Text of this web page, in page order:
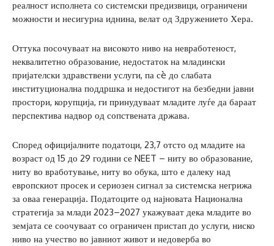
реалност исполнета со системски предизвици, ограничени
можности и несигурна иднина, велат од Здружението Хера.
Оттука посочуваат на високото ниво на невработеност,
неквалитетно образование, недостаток на младински
пријателски здравствени услуги, па сè до слабата
институционална поддршка и недостигот на безбедни јавни
простори, корупција, ги принудуваат младите луѓе да бараат
перспектива надвор од сопствената држава.
Според официјалните податоци, 23,7 отсто од младите на
возраст од 15 до 29 години се NEET – ниту во образование,
ниту во вработување, ниту во обука, што е далеку над
европскиот просек и сериозен сигнал за системска негрижа
за оваа генерација. Податоците од најновата Национална
стратегија за млади 2023–2027 укажуваат дека младите во
земјата се соочуваат со ограничен пристап до услуги, ниско
ниво на учество во јавниот живот и недоверба во